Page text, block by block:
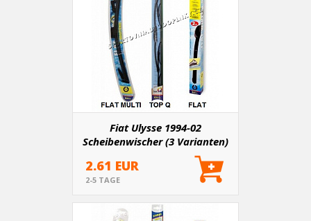
Fiat Ulysse 1994-02
Scheibenwischer (3 Varianten)
2.61 EUR
2-5 TAGE